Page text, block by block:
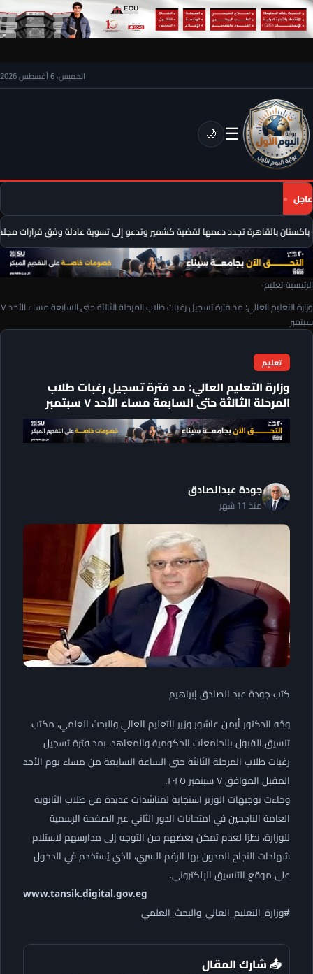
الخميس، 6 أغسطس 2026
☰
🌙
عاجل
بالقاهرة تجدد دعمها لقضية كشمير وتدعو إلى تسوية عادلة وفق قرارات
الرئيسية›تعليم›
وزارة التعليم العالي: مد فترة تسجيل رغبات طلاب المرحلة الثالثة حتى السابعة مساء الأحد ٧
سبتمبر
تعليم
وزارة التعليم العالي: مد فترة تسجيل رغبات طلاب
المرحلة الثالثة حتى السابعة مساء الأحد ٧ سبتمبر
جودة عبدالصادق
منذ 11 شهر
كتب جودة عبد الصادق إبراهيم
وجّه الدكتور أيمن عاشور وزير التعليم العالي والبحث العلمي، مكتب
تنسيق القبول بالجامعات الحكومية والمعاهد، بمد فترة تسجيل
رغبات طلاب المرحلة الثالثة حتى الساعة السابعة من مساء يوم الأحد
المقبل الموافق ٧ سبتمبر ٢٠٢٥.
وجاءت توجيهات الوزير استجابة لمناشدات عديدة من طلاب الثانوية
العامة الناجحين في امتحانات الدور الثاني عبر الصفحة الرسمية
للوزارة، نظرًا لعدم تمكن بعضهم من التوجه إلى مدارسهم لاستلام
شهادات النجاح المدون بها الرقم السري، الذي يُستخدم في الدخول
على موقع التنسيق الإلكتروني.
www.tansik.digital.gov.eg
#وزارة_التعليم_العالي_والبحث_العلمي
📤 شارك المقال